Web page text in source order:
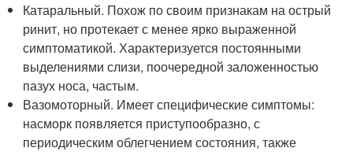
Катаральный. Похож по своим признакам на острый
ринит, но протекает с менее ярко выраженной
симптоматикой. Характеризуется постоянными
выделениями слизи, поочередной заложенностью
пазух носа, частым.
Вазомоторный. Имеет специфические симптомы:
насморк появляется приступообразно, с
периодическим облегчением состояния, также